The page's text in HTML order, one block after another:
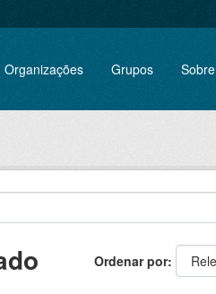
Organizações Grupos Sobre
Ordenar por